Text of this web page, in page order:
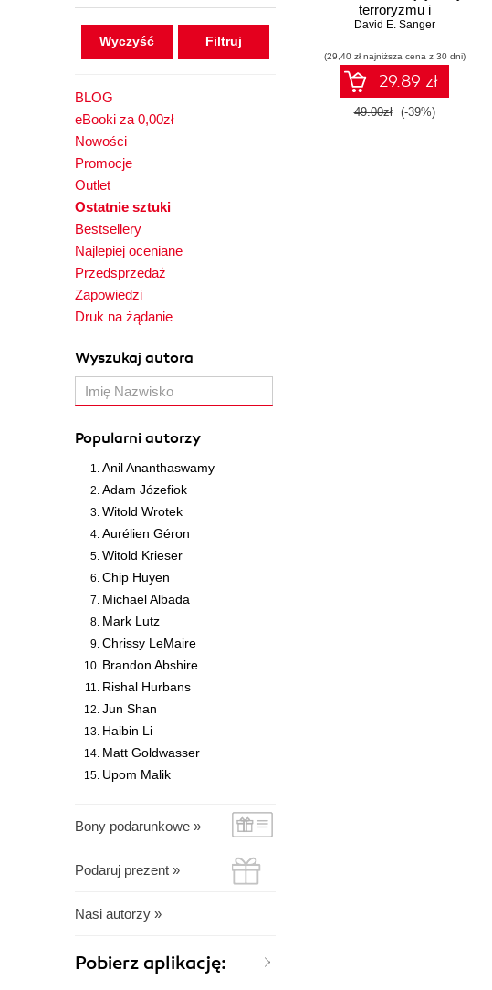
Wyczyść
BLOG
eBooki za 0,00zł
Nowości
Promocje
Outlet
Ostatnie sztuki
Bestsellery
Najlepiej oceniane
Przedsprzedaż
Zapowiedzi
Druk na żądanie
Wyszukaj autora
Popularni autorzy
Anil Ananthaswamy
Adam Józefiok
Witold Wrotek
Aurélien Géron
Witold Krieser
Chip Huyen
Michael Albada
Mark Lutz
Chrissy LeMaire
Brandon Abshire
Rishal Hurbans
Jun Shan
Haibin Li
Matt Goldwasser
Upom Malik
Bony podarunkowe »
Podaruj prezent »
Nasi autorzy »
Pobierz aplikację:
terroryzmu i
zarządzanie strachem
David E. Sanger
(29,40 zł najniższa cena z 30 dni)
29.89 zł
49.00zł (-39%)